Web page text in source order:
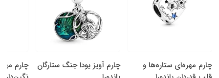
چارم مهره‌ای ستاره‌ها و
چارم آویز یودا جنگ ستارگان
چارم